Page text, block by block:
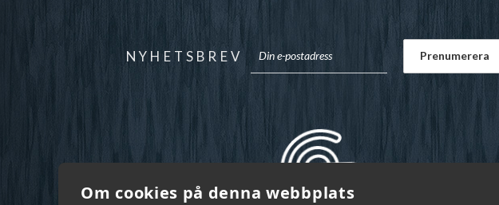
Om cookies på denna webbplats
NYHETSBREV